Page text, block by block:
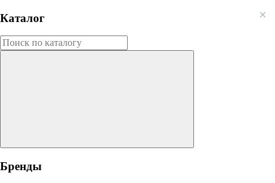
Каталог
Бренды